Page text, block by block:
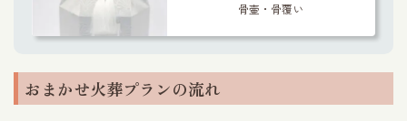
骨壷・骨覆い
おまかせ火葬プランの流れ